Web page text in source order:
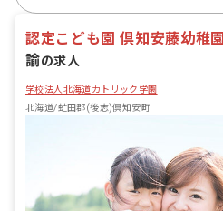
認定こども園 倶知安藤幼稚園
諭の求人
学校法人北海道カトリック学園
北海道/虻田郡(後志)倶知安町